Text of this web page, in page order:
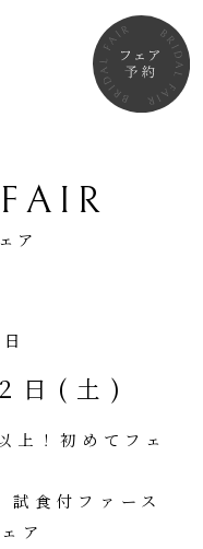
ア
日(土)
上！初めてフェ
試食付ファース
ア